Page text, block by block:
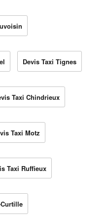
Devis Taxi Tignes
Taxi Chindrieux
Taxi Motz
Taxi Ruffieux